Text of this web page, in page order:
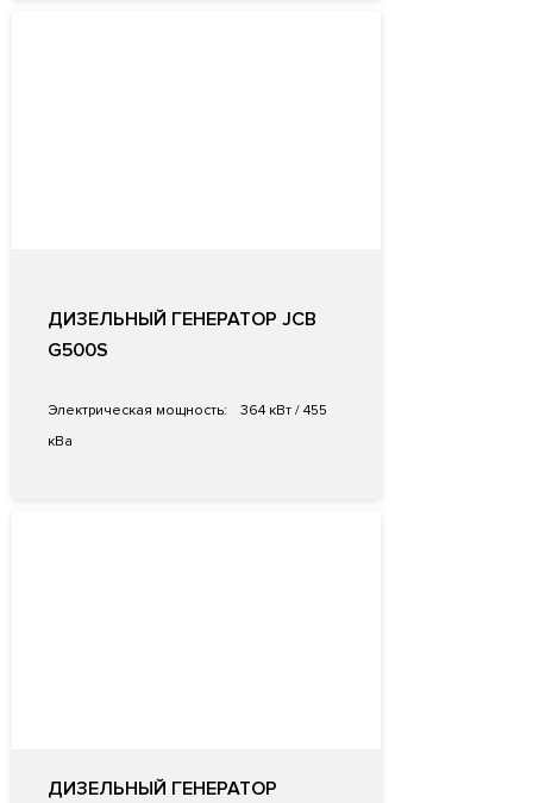
ДИЗЕЛЬНЫЙ ГЕНЕРАТОР JCB
G500S
Электрическая мощность:
364 кВт / 455
кВа
ДИЗЕЛЬНЫЙ ГЕНЕРАТОР